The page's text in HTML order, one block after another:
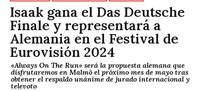
Isaak gana el Das Deutsche
Finale y representará a
Alemania en el Festival de
Eurovisión 2024
«Always On The Run» será la propuesta alemana que
disfrutaremos en Malmö el próximo mes de mayo tras
obtener el respaldo unánime de jurado internacional y
televoto